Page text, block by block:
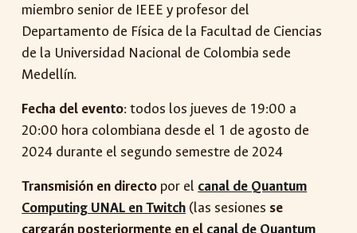
miembro senior de IEEE y profesor del
Departamento de Física de la Facultad de Ciencias
de la Universidad Nacional de Colombia sede
Medellín.
Fecha del evento: todos los jueves de 19:00 a
20:00 hora colombiana desde el 1 de agosto de
2024 durante el segundo semestre de 2024
Transmisión en directo por el canal de Quantum
Computing UNAL en Twitch (las sesiones se